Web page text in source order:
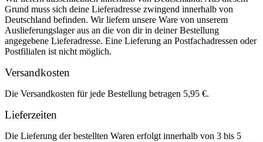
Grund muss sich deine Lieferadresse zwingend innerhalb von
Deutschland befinden. Wir liefern unsere Ware von unserem
Auslieferungslager aus an die von dir in deiner Bestellung
angegebene Lieferadresse. Eine Lieferung an Postfachadressen oder
Postfilialen ist nicht möglich.
Versandkosten
Die Versandkosten für jede Bestellung betragen 5,95 €.
Lieferzeiten
Die Lieferung der bestellten Waren erfolgt innerhalb von 3 bis 5